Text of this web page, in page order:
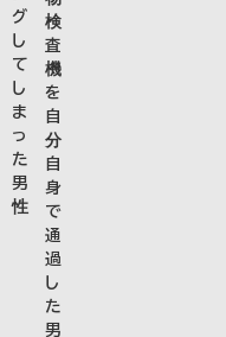
グ
し
て
し
ま
っ
た
男
性
検
査
機
を
自
分
自
身
で
通
過
し
た
男